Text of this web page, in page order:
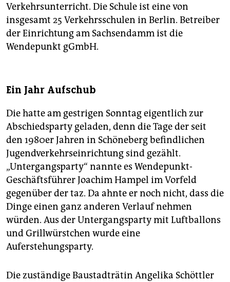
Verkehrsunterricht. Die Schule ist eine von
insgesamt 25 Verkehrsschulen in Berlin. Betreiber
der Einrichtung am Sachsendamm ist die
Wendepunkt gGmbH.
Ein Jahr Aufschub
Die hatte am gestrigen Sonntag eigentlich zur
Abschiedsparty geladen, denn die Tage der seit
den 1980er Jahren in Schöneberg befindlichen
Jugendverkehrseinrichtung sind gezählt.
„Untergangsparty“ nannte es Wendepunkt-
Geschäftsführer Joachim Hampel im Vorfeld
gegenüber der taz. Da ahnte er noch nicht, dass die
Dinge einen ganz anderen Verlauf nehmen
würden. Aus der Untergangsparty mit Luftballons
und Grillwürstchen wurde eine
Auferstehungsparty.
Die zuständige Baustadträtin Angelika Schöttler